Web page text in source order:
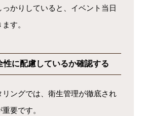
かりしていると、イベント当日
す。
性に配慮しているか確認する
ングでは、衛生管理が徹底され
要です。